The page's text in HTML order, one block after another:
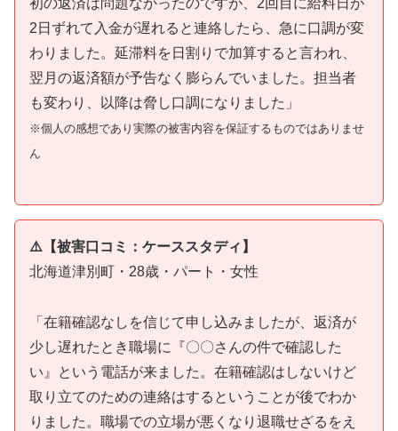
2日ずれて入金が遅れると連絡したら、急に口調が変
わりました。延滞料を日割りで加算すると言われ、
翌月の返済額が予告なく膨らんでいました。担当者
も変わり、以降は脅し口調になりました」
※個人の感想であり実際の被害内容を保証するものではありませ
ん
⚠️【被害口コミ：ケーススタディ】
北海道津別町・28歳・パート・女性
「在籍確認なしを信じて申し込みましたが、返済が
少し遅れたとき職場に『〇〇さんの件で確認した
い』という電話が来ました。在籍確認はしないけど
取り立てのための連絡はするということが後でわか
りました。職場での立場が悪くなり退職せざるをえ